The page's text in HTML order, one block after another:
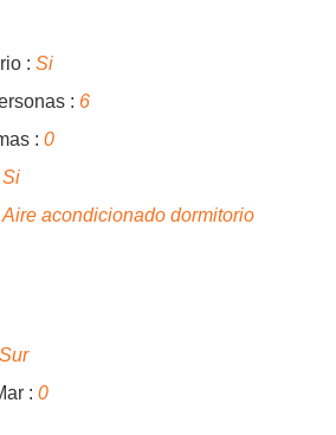
: Si
: 6
: 0
Si
Aire acondicionado dormitorio
Sur
: 0